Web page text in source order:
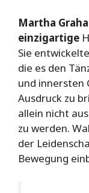
Martha
einzigartige
Sie
die es den
und innersten
Ausdruck zu
allein nicht
zu werden.
der
Bewegung